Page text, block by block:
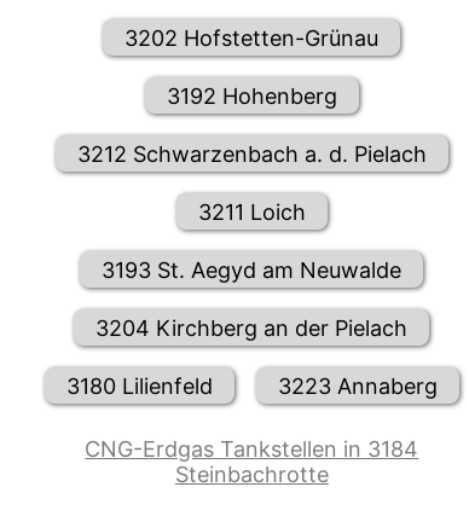
3202 Hofstetten-Grünau
3192 Hohenberg
3212 Schwarzenbach a. d. Pielach
3211 Loich
3193 St. Aegyd am Neuwalde
3204 Kirchberg an der Pielach
3180 Lilienfeld 3223 Annaberg
CNG-Erdgas Tankstellen in 3184
Steinbachrotte